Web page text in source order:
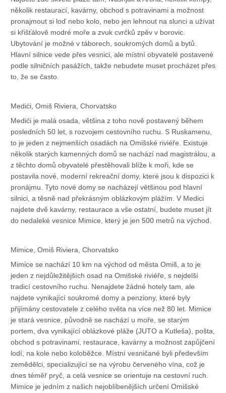
několik restaurací, kavárny, obchod s potravinami a možnost
pronajmout si loď nebo kolo, nebo jen lehnout na slunci a užívat
si křišťálově modré moře a zvuk cvrčků zpěv v borovic.
Ubytování je možné v táborech, soukromých domů a bytů.
Hlavní silnice vede přes vesnici, ale místní obyvatelé postavené
podle silničních pasážích, takže nebudete muset procházet přes
to, že se často.
Medići, Omiš Riviera, Chorvatsko
Medići je malá osada, většina z toho nově postavený během
posledních 50 let, s rozvojem cestovního ruchu. S Ruskamenu,
to je jeden z nejmenších osadách na Omišské riviéře. Existuje
několik starých kamenných domů se nachází nad magistrálou, a
z těchto domů obyvatelé přestěhovali blíže k moři, kde se
postavila nové, moderní rekreační domy, které jsou k dispozici k
pronájmu. Tyto nové domy se nacházejí většinou pod hlavní
silnici, a těsně nad překrásným oblázkovým plážím. V Medici
najdete dvě kavárny, restaurace a vše ostatní, budete muset jít
do nedaleké vesnice Mimice, který je jen 500 metrů na východ.
Mimice, Omiš Riviera, Chorvatsko
Mimice se nachází 10 km na východ od města Omiš, a to je
jeden z nejdůležitějších osad na Omišské riviéře, s nejdelší
tradicí cestovního ruchu. Nenajdete žádné hotely tam, ale
najdete vynikající soukromé domy a penziony, které byly
přijímány cestovatele z celého světa na více než 80 let. Mimice
je stará vesnice, původně se nachází u moře, se starým
portem, dva vynikající oblázkové pláže (JUTO a Kutleša), pošta,
obchod s potravinami, restaurace, kavárny a možnost zapůjčení
lodí, na kole nebo koloběžce. Místní vesničané byli především
zemědělci, specializující se na výrobu červeného vína, což je
dnes téměř pryč, a celá vesnice se orientuje na cestovní ruch.
Mimice je jedním z našich nejoblíbenějších určení Omišské